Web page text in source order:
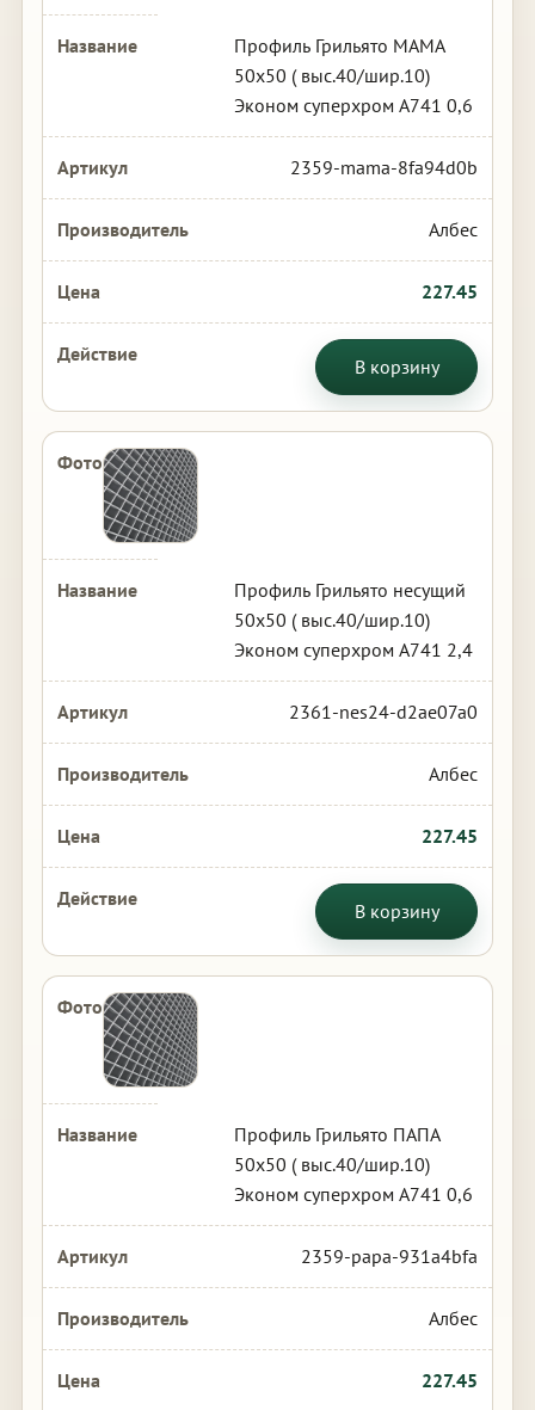
Профиль Грильято МАМА
50х50 ( выс.40/шир.10)
Эконом суперхром А741 0,6
2359-mama-8fa94d0b
Албес
227.45
В корзину
Профиль Грильято несущий
50х50 ( выс.40/шир.10)
Эконом суперхром А741 2,4
2361-nes24-d2ae07a0
Албес
227.45
В корзину
Профиль Грильято ПАПА
50х50 ( выс.40/шир.10)
Эконом суперхром А741 0,6
2359-papa-931a4bfa
Албес
227.45